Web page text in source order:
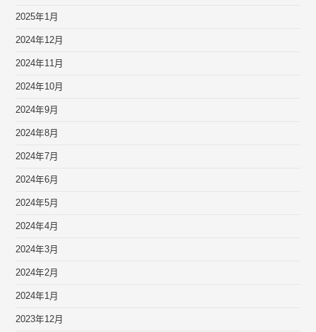
2025年1月
2024年12月
2024年11月
2024年10月
2024年9月
2024年8月
2024年7月
2024年6月
2024年5月
2024年4月
2024年3月
2024年2月
2024年1月
2023年12月